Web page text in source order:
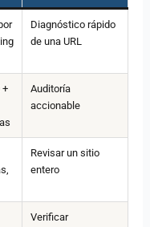
Diagnóstico rápido
de una URL
+
Auditoría
accionable
Revisar un sitio
entero
Verificar